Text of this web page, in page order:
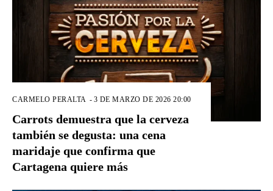
CARMELO PERALTA - 3 DE MARZO DE 2026 20:00
Carrots demuestra que la cerveza
también se degusta: una cena
maridaje que confirma que
Cartagena quiere más